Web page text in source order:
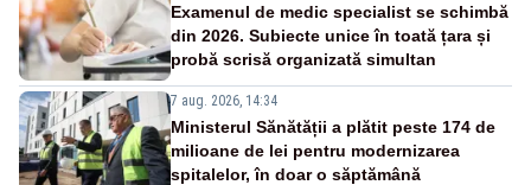
Examenul de medic specialist se schimbă
din 2026. Subiecte unice în toată țara și
probă scrisă organizată simultan
7 aug. 2026, 14:34
Ministerul Sănătății a plătit peste 174 de
milioane de lei pentru modernizarea
spitalelor, în doar o săptămână